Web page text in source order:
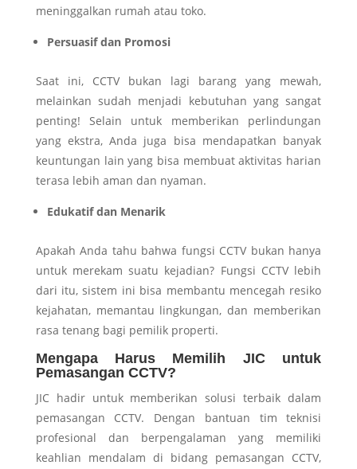
meninggalkan rumah atau toko.
Persuasif dan Promosi
Saat ini, CCTV bukan lagi barang yang mewah,
melainkan sudah menjadi kebutuhan yang sangat
penting! Selain untuk memberikan perlindungan
yang ekstra, Anda juga bisa mendapatkan banyak
keuntungan lain yang bisa membuat aktivitas harian
terasa lebih aman dan nyaman.
Edukatif dan Menarik
Apakah Anda tahu bahwa fungsi CCTV bukan hanya
untuk merekam suatu kejadian? Fungsi CCTV lebih
dari itu, sistem ini bisa membantu mencegah resiko
kejahatan, memantau lingkungan, dan memberikan
rasa tenang bagi pemilik properti.
Mengapa Harus Memilih JIC untuk
Pemasangan CCTV?
JIC hadir untuk memberikan solusi terbaik dalam
pemasangan CCTV. Dengan bantuan tim teknisi
profesional dan berpengalaman yang memiliki
keahlian mendalam di bidang pemasangan CCTV,